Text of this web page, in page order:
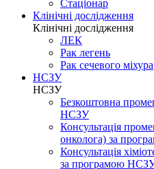
Стаціонар
Клінічні дослідження
Клінічні дослідження
ЛЕК
Рак легень
Рак сечевого міхура
НСЗУ
НСЗУ
Безкоштовна
НСЗУ
Консультація
онколога) за
Консультація
за програмою